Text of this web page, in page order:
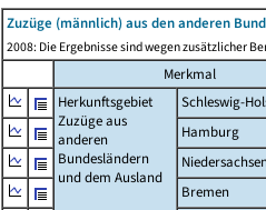
Zuzüge (männlich) aus den anderen
2008: Die Ergebnisse sind wegen zusätzlicher
Merkmal
Herkunftsgebiet
Zuzüge aus
anderen
Bundesländern
und dem Ausland
Schleswig-
Hamburg
Bremen